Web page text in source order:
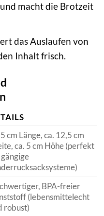
macht die Brotzeit
das Auslaufen von
Inhalt frisch.
cm Länge, ca. 12,5 cm
ca. 5 cm Höhe (perfekt
BPA-freier
(lebensmittelecht
robust)